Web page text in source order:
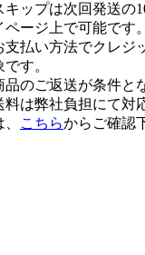
ップは次回発送の
ージ上で可能です。
支払い方法でクレジ
す。
品のご返送が条件と
は弊社負担にて対
こちらからご確認